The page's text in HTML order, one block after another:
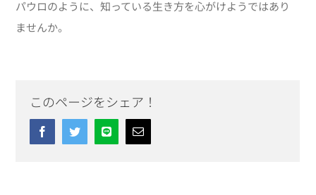
パウロのように、知っている生き方を心がけようではあり
ませんか。
このページをシェア！
FacebookTwitterLine Email